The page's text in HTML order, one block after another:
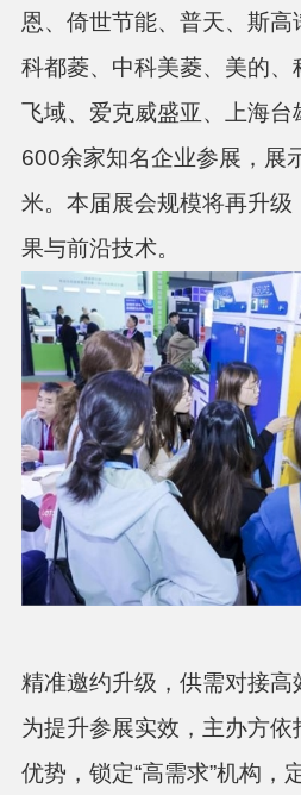
恩、倚世节能、普天、斯高
科都菱、中科美菱、美的、
飞域、爱克威盛亚、上海台
600余家知名企业参展，展
米。本届展会规模将再升
果与前沿技术。
精准邀约升级，供需对接高
为提升参展实效，主办方
优势，锁定“高需求”机构，